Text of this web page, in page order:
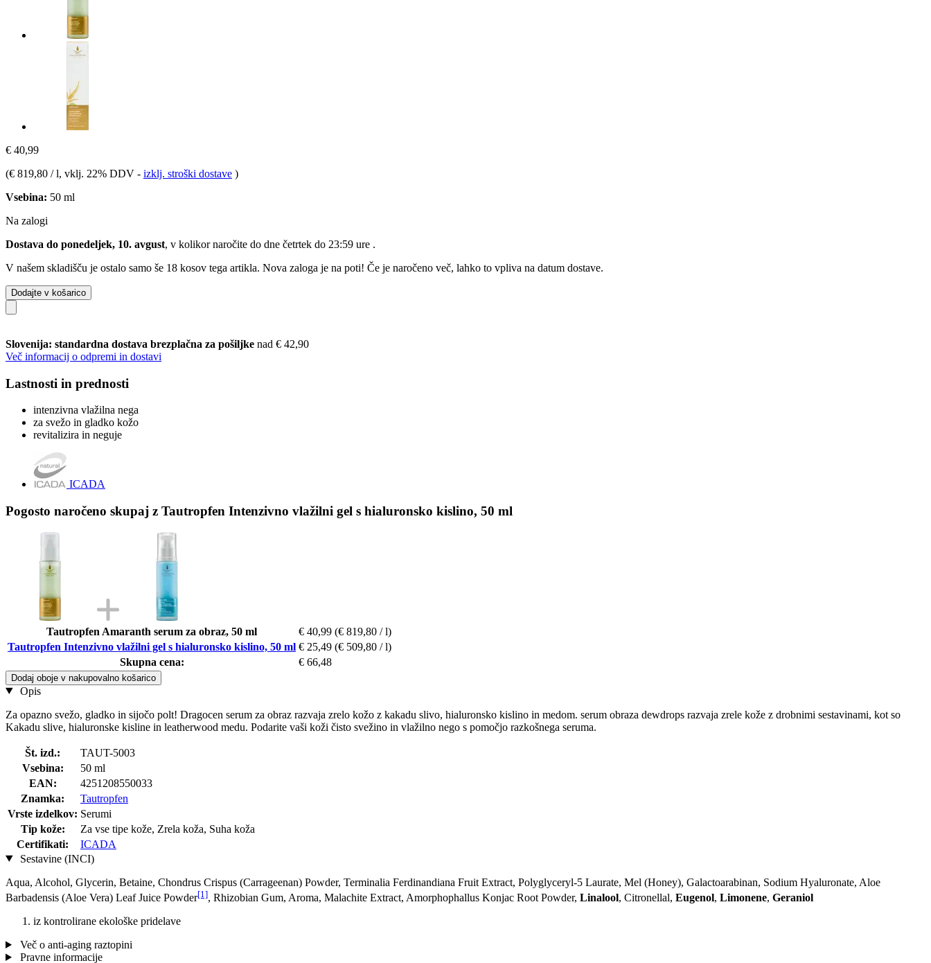
€ 40,99
(€ 819,80 / l, vklj. 22% DDV - izklj. stroški dostave )
Vsebina: 50 ml
Na zalogi
Dostava do ponedeljek, 10. avgust, v kolikor naročite do dne četrtek do 23:59 ure .
V našem skladišču je ostalo samo še 18 kosov tega artikla. Nova zaloga je na poti! Če je naročeno več, lahko to vpliva na datum dostave.
Dodajte v košarico
Slovenija: standardna dostava brezplačna za pošiljke nad € 42,90
Več informacij o odpremi in dostavi
Lastnosti in prednosti
intenzivna vlažilna nega
za svežo in gladko kožo
revitalizira in neguje
ICADA
Pogosto naročeno skupaj z Tautropfen Intenzivno vlažilni gel s hialuronsko kislino, 50 ml
Tautropfen Amaranth serum za obraz, 50 ml € 40,99 (€ 819,80 / l)
Tautropfen Intenzivno vlažilni gel s hialuronsko kislino, 50 ml € 25,49 (€ 509,80 / l)
Skupna cena:
€ 66,48
Dodaj oboje v nakupovalno košarico
Opis
Za opazno svežo, gladko in sijočo polt! Dragocen serum za obraz razvaja zrelo kožo z kakadu slivo, hialuronsko kislino in medom. serum obraza dewdrops razvaja zrele kože z drobnimi sestavinami, kot so
Kakadu slive, hialuronske kisline in leatherwood medu. Podarite vaši koži čisto svežino in vlažilno nego s pomočjo razkošnega seruma.
Št. izd.:
TAUT-5003
Vsebina:
50 ml
EAN:
4251208550033
Znamka:
Tautropfen
Vrste izdelkov: Serumi
Tip kože:
Za vse tipe kože, Zrela koža, Suha koža
Certifikati:
ICADA
Sestavine (INCI)
Aqua, Alcohol, Glycerin, Betaine, Chondrus Crispus (Carrageenan) Powder, Terminalia Ferdinandiana Fruit Extract, Polyglyceryl-5 Laurate, Mel (Honey), Galactoarabinan, Sodium Hyaluronate, Aloe
Barbadensis (Aloe Vera) Leaf Juice Powder[1], Rhizobian Gum, Aroma, Malachite Extract, Amorphophallus Konjac Root Powder, Linalool, Citronellal, Eugenol, Limonene, Geraniol
iz kontrolirane ekološke pridelave
Več o anti-aging raztopini
Pravne informacije